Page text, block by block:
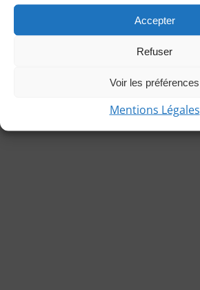
Accepter
Refuser
Voir les préférences
Mentions Légales
Charte de l’association| Statuts